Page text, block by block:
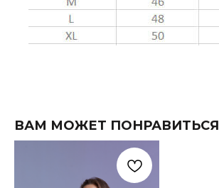
ВАМ МОЖЕТ ПОНРАВИТЬСЯ